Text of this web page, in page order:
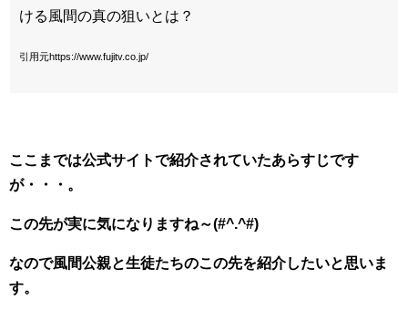
ける風間の真の狙いとは？
引用元https://www.fujitv.co.jp/
ここまでは公式サイトで紹介されていたあらすじです
が・・・。
この先が実に気になりますね～(#^.^#)
なので風間公親と生徒たちのこの先を紹介したいと思いま
す。